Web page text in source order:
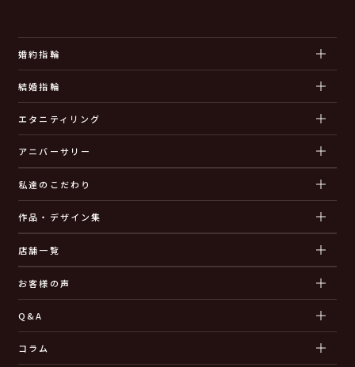
婚約指輪
結婚指輪
エタニティリング
アニバーサリー
私達のこだわり
作品・デザイン集
店舗一覧
お客様の声
Q&A
コラム